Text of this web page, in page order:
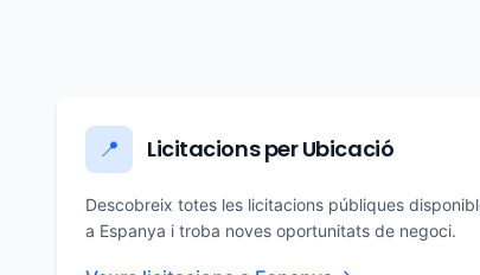
📍 Licitacions per Ubicació
Descobreix totes les licitacions públiques
a Espanya i troba noves oportunitats de negoci.